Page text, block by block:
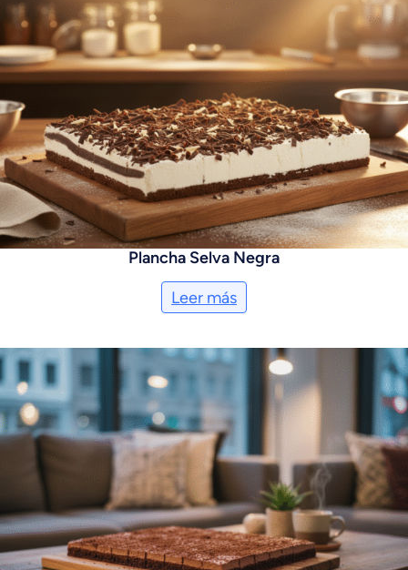
Plancha Selva Negra
Leer más